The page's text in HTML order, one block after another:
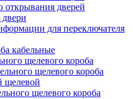
открывания дверей
для переключателя
кабельные
щелевого короба
щелевого короба
щелевой
щелевого короба